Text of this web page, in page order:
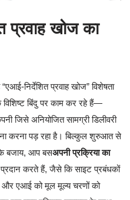
प्रवाह खोज का
निर्देशित प्रवाह खोज” विशेषता
बिंदु पर काम कर रहे हैं—
जिसे अनियोजित सामग्री डिलीवरी
करना पड़ रहा है। बिल्कुल शुरुआत से
बजाय, आप बसअपनी प्रक्रिया का
करते हैं, जैसे कि साइट प्रबंधकों
और एआई को मूल मूल्य चरणों को